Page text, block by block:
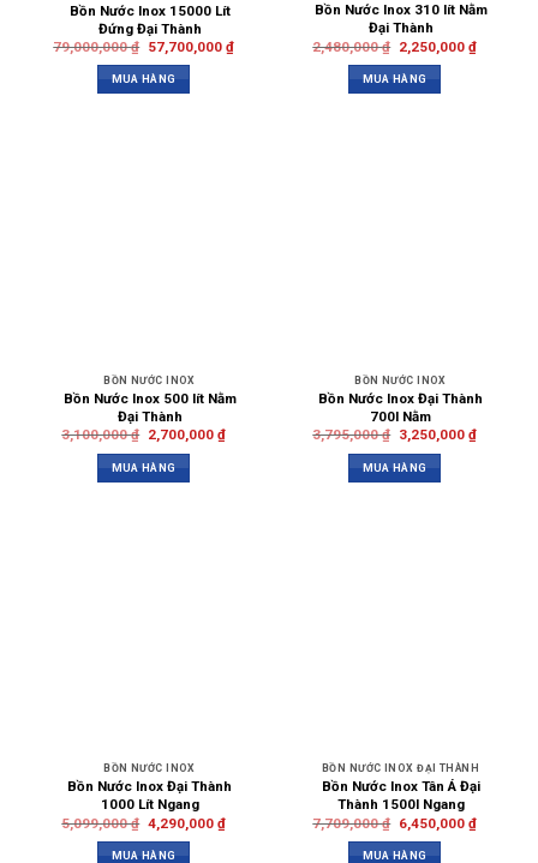
Bồn Nước Inox 15000 Lít
Đứng Đại Thành
79,000,000₫ 57,700,000 ₫
MUA HÀNG
Bồn Nước Inox 310 lít Nằm
Đại Thành
2,480,000₫ 2,250,000 ₫
MUA HÀNG
BỒN NƯỚC INOX
Bồn Nước Inox 500 lít Nằm
Đại Thành
3,100,000₫ 2,700,000 ₫
MUA HÀNG
BỒN NƯỚC INOX
Bồn Nước Inox Đại Thành
700l Nằm
3,795,000₫ 3,250,000 ₫
MUA HÀNG
BỒN NƯỚC INOX
Bồn Nước Inox Đại Thành
1000 Lít Ngang
5,099,000₫ 4,290,000 ₫
MUA HÀNG
BỒN NƯỚC INOX ĐẠI THÀNH
Bồn Nước Inox Tân Á Đại
Thành 1500l Ngang
7,709,000₫ 6,450,000 ₫
MUA HÀNG